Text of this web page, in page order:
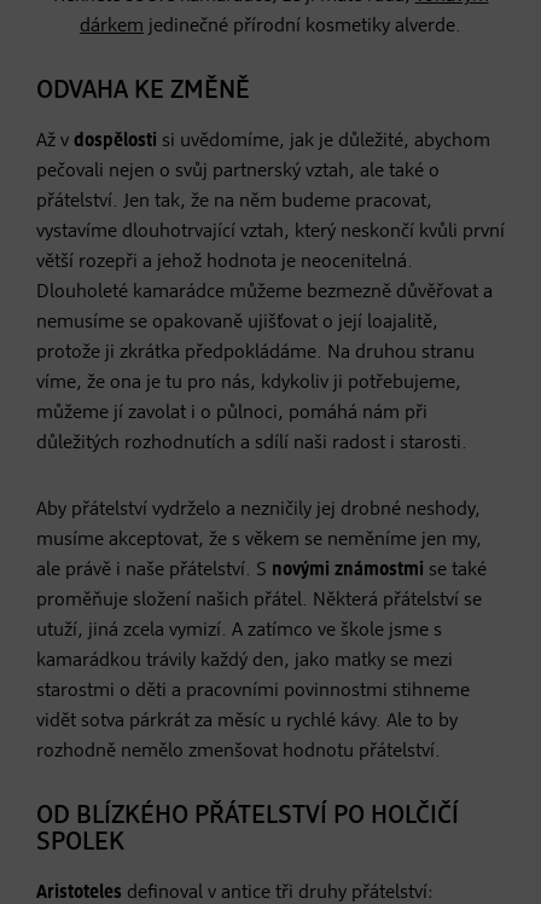
dárkem jedinečné přírodní kosmetiky alverde.
ODVAHA KE ZMĚNĚ
Až v dospělosti si uvědomíme, jak je důležité, abychom
pečovali nejen o svůj partnerský vztah, ale také o
přátelství. Jen tak, že na něm budeme pracovat,
vystavíme dlouhotrvající vztah, který neskončí kvůli první
větší rozepři a jehož hodnota je neocenitelná.
Dlouholeté kamarádce můžeme bezmezně důvěřovat a
nemusíme se opakovaně ujišťovat o její loajalitě,
protože ji zkrátka předpokládáme. Na druhou stranu
víme, že ona je tu pro nás, kdykoliv ji potřebujeme,
můžeme jí zavolat i o půlnoci, pomáhá nám při
důležitých rozhodnutích a sdílí naši radost i starosti.
Aby přátelství vydrželo a nezničily jej drobné neshody,
musíme akceptovat, že s věkem se neměníme jen my,
ale právě i naše přátelství. S novými známostmi se také
proměňuje složení našich přátel. Některá přátelství se
utuží, jiná zcela vymizí. A zatímco ve škole jsme s
kamarádkou trávily každý den, jako matky se mezi
starostmi o děti a pracovními povinnostmi stihneme
vidět sotva párkrát za měsíc u rychlé kávy. Ale to by
rozhodně nemělo zmenšovat hodnotu přátelství.
OD BLÍZKÉHO PŘÁTELSTVÍ PO HOLČIČÍ
SPOLEK
Aristoteles definoval v antice tři druhy přátelství: